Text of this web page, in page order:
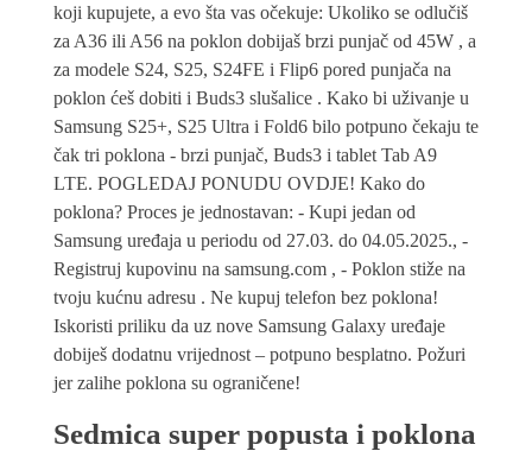
koji kupujete, a evo šta vas očekuje: Ukoliko se odlučiš
za A36 ili A56 na poklon dobijaš brzi punjač od 45W , a
za modele S24, S25, S24FE i Flip6 pored punjača na
poklon ćeš dobiti i Buds3 slušalice . Kako bi uživanje u
Samsung S25+, S25 Ultra i Fold6 bilo potpuno čekaju te
čak tri poklona - brzi punjač, Buds3 i tablet Tab A9
LTE. POGLEDAJ PONUDU OVDJE! Kako do
poklona? Proces je jednostavan: - Kupi jedan od
Samsung uređaja u periodu od 27.03. do 04.05.2025., -
Registruj kupovinu na samsung.com , - Poklon stiže na
tvoju kućnu adresu . Ne kupuj telefon bez poklona!
Iskoristi priliku da uz nove Samsung Galaxy uređaje
dobiješ dodatnu vrijednost – potpuno besplatno. Požuri
jer zalihe poklona su ograničene!
Sedmica super popusta i poklona